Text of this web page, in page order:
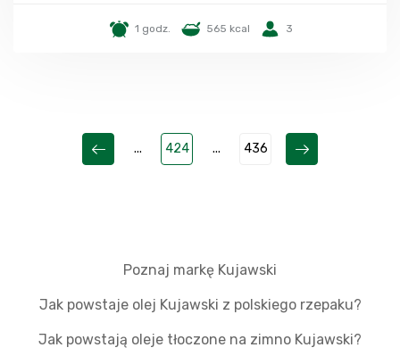
1 godz. 565 kcal 3
... 424 ... 436
Poznaj markę Kujawski
Jak powstaje olej Kujawski z polskiego rzepaku?
Jak powstają oleje tłoczone na zimno Kujawski?